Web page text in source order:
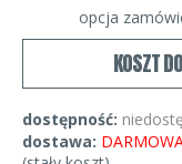
opcja
KOSZT
dostępność:
dostawa: